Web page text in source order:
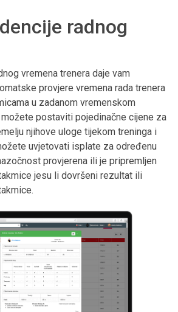
radnog
vremena trenera daje vam
provjere vremena rada trenera
u zadanom vremenskom
postaviti pojedinačne cijene za
njihove uloge tijekom treninga i
uvjetovati isplate za određenu
provjerena ili je pripremljen
jesu li dovršeni rezultat ili